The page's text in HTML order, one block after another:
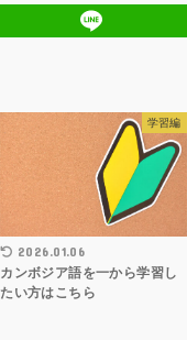
学習編
2026.01.06
カンボジア語を一から学習し
たい方はこちら